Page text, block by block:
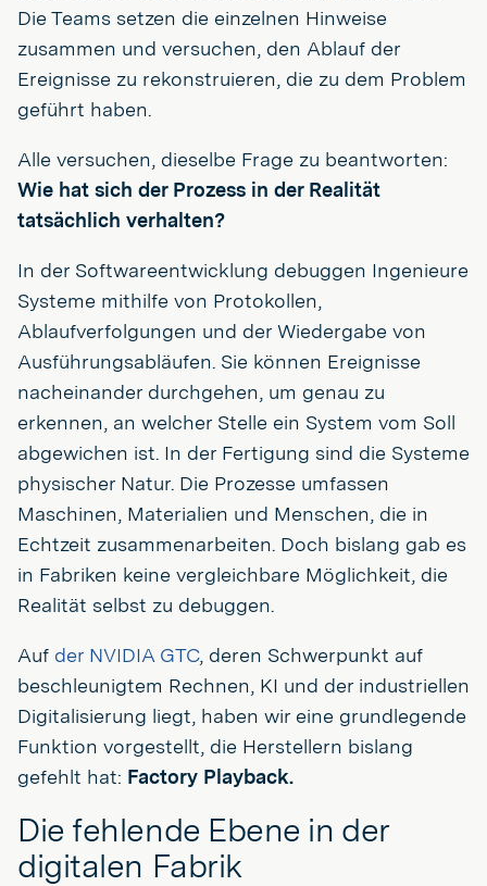
Die Teams setzen die einzelnen Hinweise
zusammen und versuchen, den Ablauf der
Ereignisse zu rekonstruieren, die zu dem Problem
geführt haben.
Alle versuchen, dieselbe Frage zu beantworten:
Wie hat sich der Prozess in der Realität
tatsächlich verhalten?
In der Softwareentwicklung debuggen Ingenieure
Systeme mithilfe von Protokollen,
Ablaufverfolgungen und der Wiedergabe von
Ausführungsabläufen. Sie können Ereignisse
nacheinander durchgehen, um genau zu
erkennen, an welcher Stelle ein System vom Soll
abgewichen ist. In der Fertigung sind die Systeme
physischer Natur. Die Prozesse umfassen
Maschinen, Materialien und Menschen, die in
Echtzeit zusammenarbeiten. Doch bislang gab es
in Fabriken keine vergleichbare Möglichkeit, die
Realität selbst zu debuggen.
Auf der NVIDIA GTC, deren Schwerpunkt auf
beschleunigtem Rechnen, KI und der industriellen
Digitalisierung liegt, haben wir eine grundlegende
Funktion vorgestellt, die Herstellern bislang
gefehlt hat: Factory Playback.
Die fehlende Ebene in der
digitalen Fabrik